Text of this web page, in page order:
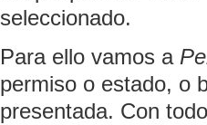
seleccionado.
Para ello vamos a
permiso o estado, o
presentada. Con